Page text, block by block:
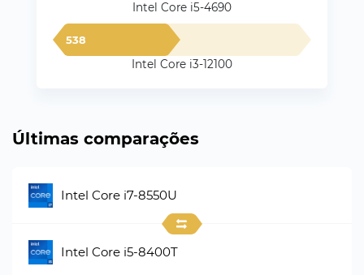
Intel Core i5-4690
538
Intel Core i3-12100
Últimas comparações
Intel Core i7-8550U
Intel Core i5-8400T